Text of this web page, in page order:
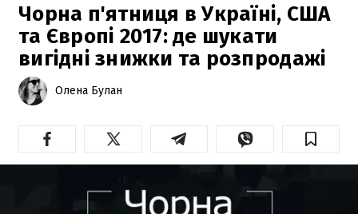
Чорна п'ятниця в Україні, США
та Європі 2017: де шукати
вигідні знижки та розпродажі
Олена Булан